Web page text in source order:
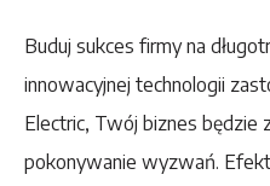
Buduj sukces firmy na
innowacyjnej technologii
Electric, Twój biznes będzie
pokonywanie wyzwań.